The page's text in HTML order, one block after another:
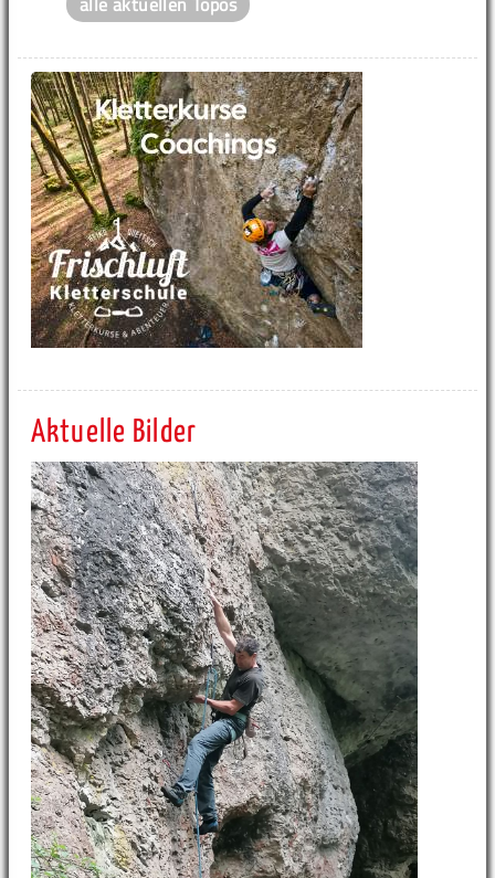
Aktuelle Bilder